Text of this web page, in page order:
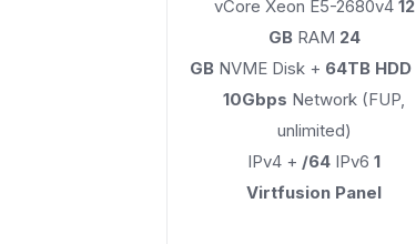
12
vCore Xeon E5-2680v4
24 GB
RAM
NVME Disk + 64TB HDD
10Gbps Network (FUP,
unlimited)
1
IPv4 +
/64 IPv6
Virtfusion Panel